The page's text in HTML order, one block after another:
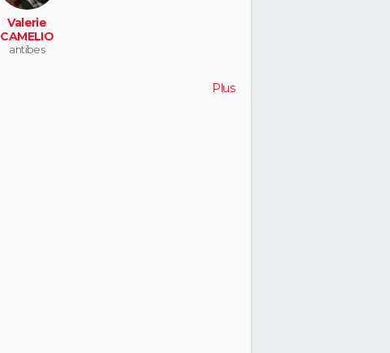
Valerie
CAMELIO
antibes
Plus